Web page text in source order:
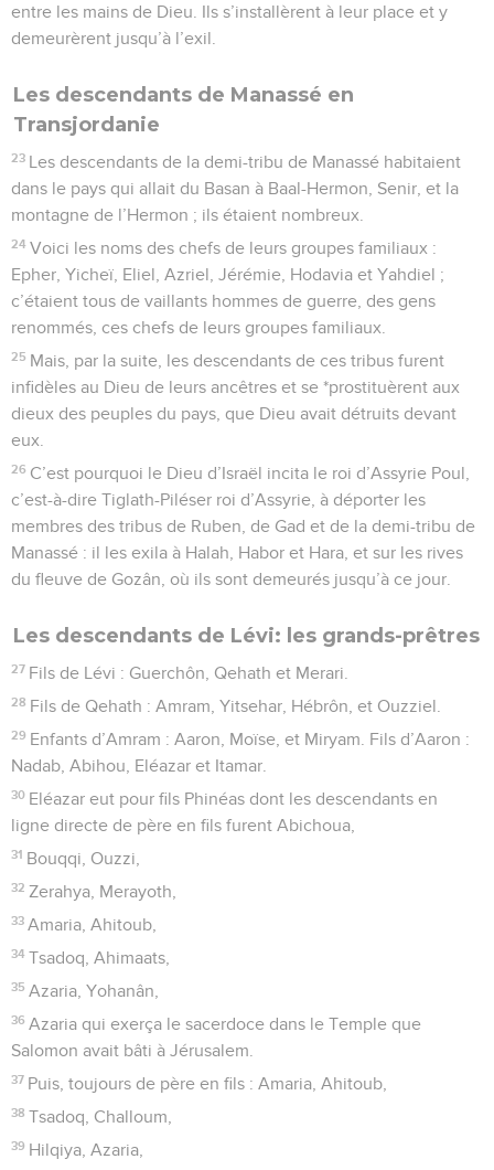
entre les mains de Dieu. Ils s’installèrent à leur place et y
demeurèrent jusqu’à l’exil.
Les descendants de Manassé en
Transjordanie
23 Les descendants de la demi-tribu de Manassé habitaient
dans le pays qui allait du Basan à Baal-Hermon, Senir, et la
montagne de l’Hermon ; ils étaient nombreux.
24 Voici les noms des chefs de leurs groupes familiaux :
Epher, Yicheï, Eliel, Azriel, Jérémie, Hodavia et Yahdiel ;
c’étaient tous de vaillants hommes de guerre, des gens
renommés, ces chefs de leurs groupes familiaux.
25 Mais, par la suite, les descendants de ces tribus furent
infidèles au Dieu de leurs ancêtres et se *prostituèrent aux
dieux des peuples du pays, que Dieu avait détruits devant
eux.
26 C’est pourquoi le Dieu d’Israël incita le roi d’Assyrie Poul,
c’est-à-dire Tiglath-Piléser roi d’Assyrie, à déporter les
membres des tribus de Ruben, de Gad et de la demi-tribu de
Manassé : il les exila à Halah, Habor et Hara, et sur les rives
du fleuve de Gozân, où ils sont demeurés jusqu’à ce jour.
Les descendants de Lévi: les grands-prêtres
27 Fils de Lévi : Guerchôn, Qehath et Merari.
28 Fils de Qehath : Amram, Yitsehar, Hébrôn, et Ouzziel.
29 Enfants d’Amram : Aaron, Moïse, et Miryam. Fils d’Aaron :
Nadab, Abihou, Eléazar et Itamar.
30 Eléazar eut pour fils Phinéas dont les descendants en
ligne directe de père en fils furent Abichoua,
31 Bouqqi, Ouzzi,
32 Zerahya, Merayoth,
33 Amaria, Ahitoub,
34 Tsadoq, Ahimaats,
35 Azaria, Yohanân,
36 Azaria qui exerça le sacerdoce dans le Temple que
Salomon avait bâti à Jérusalem.
37 Puis, toujours de père en fils : Amaria, Ahitoub,
38 Tsadoq, Challoum,
39 Hilqiya, Azaria,